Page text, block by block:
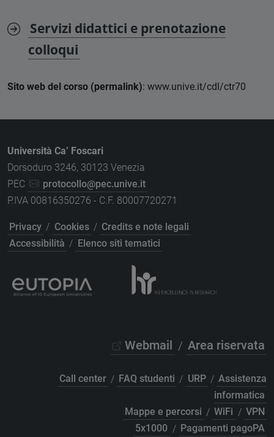
Servizi didattici e prenotazione
colloqui
Sito web del corso (permalink): www.unive.it/cdl/ctr70
Università Ca’ Foscari
Dorsoduro 3246, 30123 Venezia
PEC
protocollo@pec.unive.it
P.IVA 00816350276 - C.F. 80007720271
Privacy / Cookies / Credits e note legali
Accessibilità / Elenco siti tematici
Webmail / Area riservata
Call center / FAQ studenti / URP / Assistenza
informatica
Mappe e percorsi / WiFi / VPN
5x1000 / Pagamenti pagoPA